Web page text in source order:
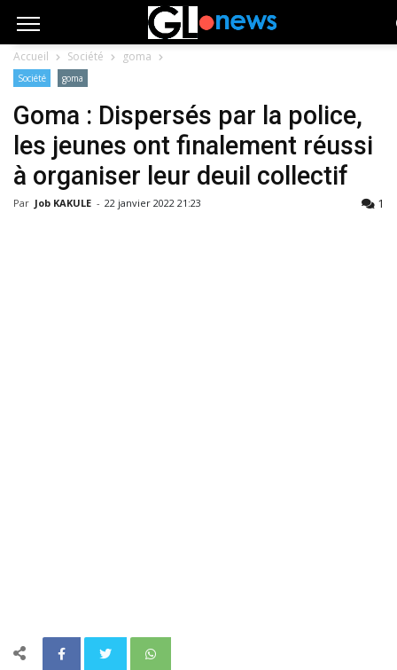
Accueil Société goma
Société goma
Goma : Dispersés par la police,
les jeunes ont finalement réussi
à organiser leur deuil collectif
Par Job KAKULE - 22 janvier 2022 21:23 1